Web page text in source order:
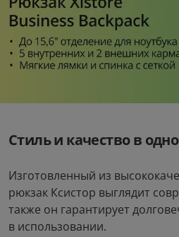
Стиль и качество в
Изготовленный из
рюкзак Ксистор выглядит
также он гарантирует
в использовании.